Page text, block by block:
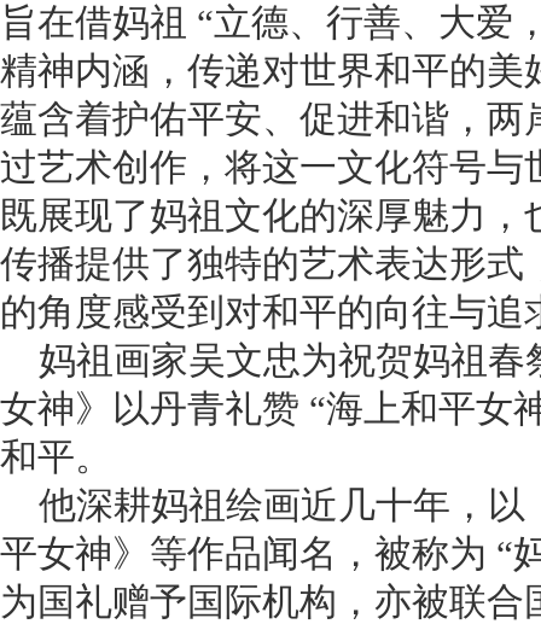
旨在借妈祖 “立德、行善、大爱
精神内涵，传递对世界和平的
蕴含着护佑平安、促进和谐，
过艺术创作，将这一文化符号
既展现了妈祖文化的深厚魅力
传播提供了独特的艺术表达形
的角度感受到对和平的向往与
妈祖画家吴文忠为祝贺妈祖
女神》以丹青礼赞 “海上和平女
和平。
他深耕妈祖绘画近几十年，
平女神》等作品闻名，被称为 “
为国礼赠予国际机构，亦被联